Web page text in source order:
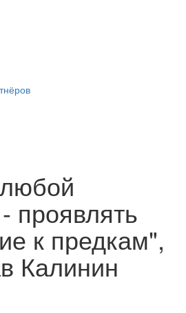
проявлять
к предкам",
Калинин